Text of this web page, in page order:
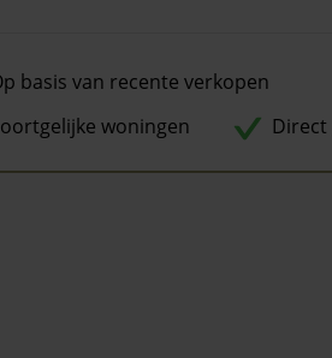
basis van recente verkopen
woningen
Direct